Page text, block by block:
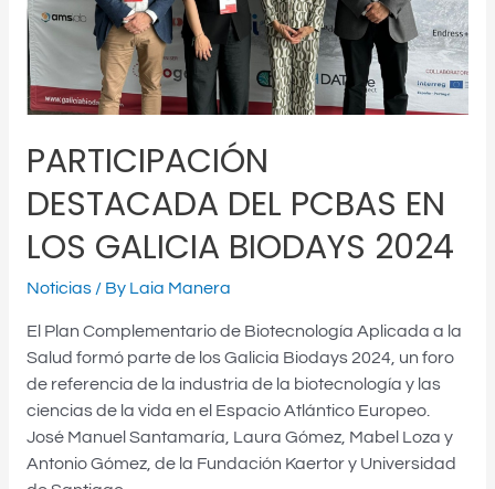
PARTICIPACIÓN
DESTACADA DEL PCBAS EN
LOS GALICIA BIODAYS 2024
Noticias/ By Laia Manera
El Plan Complementario de Biotecnología Aplicada a la
Salud formó parte de los Galicia Biodays 2024, un foro
de referencia de la industria de la biotecnología y las
ciencias de la vida en el Espacio Atlántico Europeo.
José Manuel Santamaría, Laura Gómez, Mabel Loza y
Antonio Gómez, de la Fundación Kaertor y Universidad
BIODAYS
2024